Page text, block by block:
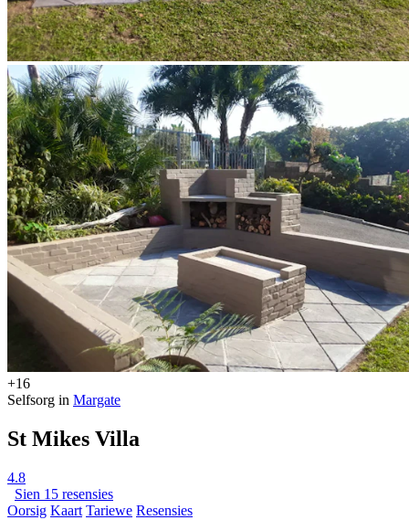
+16
Selfsorg in Margate
St Mikes Villa
4.8
Sien 15 resensies
Oorsig Kaart Tariewe Resensies